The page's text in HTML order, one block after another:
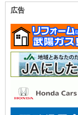
広告